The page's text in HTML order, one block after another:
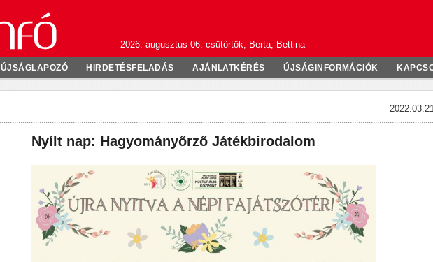
2026. augusztus 06. csütörtök; Berta, Bettina
ÚJSÁGLAPOZÓ HIRDETÉSFELADÁS AJÁNLATKÉRÉS ÚJSÁGINFORMÁCIÓK
Nyílt nap: Hagyományőrző Játékbirodalom